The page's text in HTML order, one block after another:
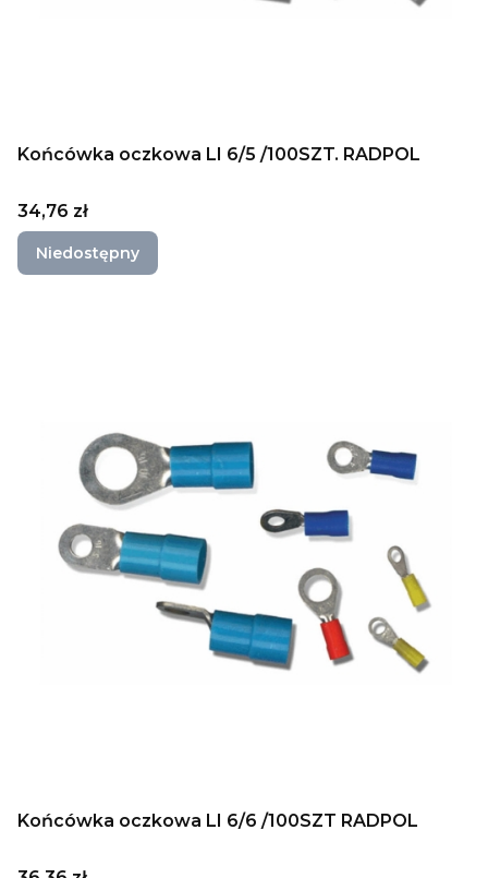
Końcówka oczkowa LI 6/5 /100SZT. RADPOL
Cena
34,76 zł
Niedostępny
Końcówka oczkowa LI 6/6 /100SZT RADPOL